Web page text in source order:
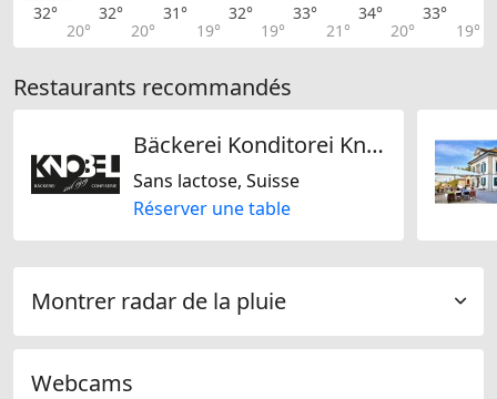
32°
20°
32°
20°
31°
19°
32°
19°
33°
21°
34°
20°
33°
19°
Restaurants recommandés
Bäckerei Konditorei Knobel
Sans lactose, Suisse
Réserver une table
Montrer radar de la pluie
Webcams